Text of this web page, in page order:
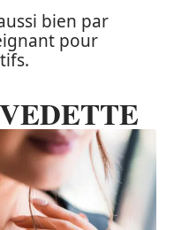
bien par
pour